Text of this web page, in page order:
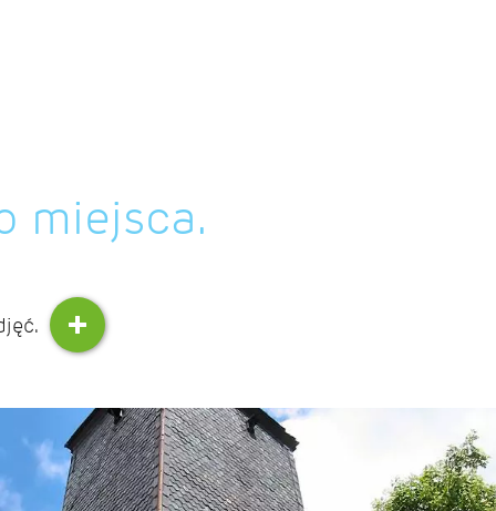
miejsca.